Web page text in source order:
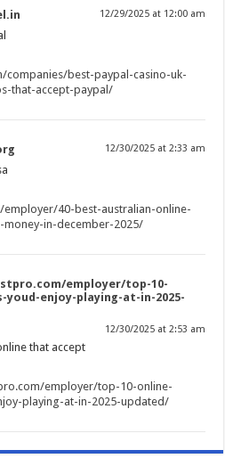
12/29/2025 at 12:00 am
companies/best-paypal-casino-uk-
that-accept-paypal/
12/30/2025 at 2:33 am
40-best-australian-online-
in-december-2025/
employer/top-10-
youd-enjoy-playing-at-in-2025-
12/30/2025 at 2:53 am
that accept
employer/top-10-online-
playing-at-in-2025-updated/